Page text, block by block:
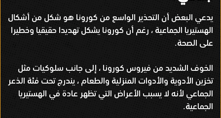
يدعي البعض أن التحذير الواسع من كورونا هو شكل من أشكال
الهستيريا الجماعية ، رغم أن كورونا يشكل تهديدا حقيقيا وخطيرا
على الصحة.
الخوف الشديد من فيروس كورونا ، إلى جانب سلوكيات مثل
تخزين الأدوية والأدوات المنزلية والطعام ، يندرج تحت فئة الذعر
الجماعي لأنه لا يسبب الأعراض التي تظهر عادة في الهستيريا
الجماعية.